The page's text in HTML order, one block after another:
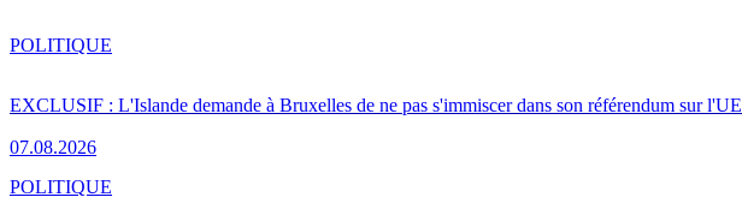
EXCLUSIF : L'Islande demande à Bruxelles de ne pas s'immiscer dans son référendum sur l'UE
07.08.2026
POLITIQUE
POLITIQUE